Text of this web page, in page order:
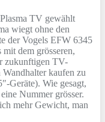
TV gewählt
wiegt ohne den
der Vogels EFW 6345
dem grösseren,
zukunftigen TV-
kaufen zu
Geräte). Wie gesagt,
Nummer grösser.
mehr Gewicht, man